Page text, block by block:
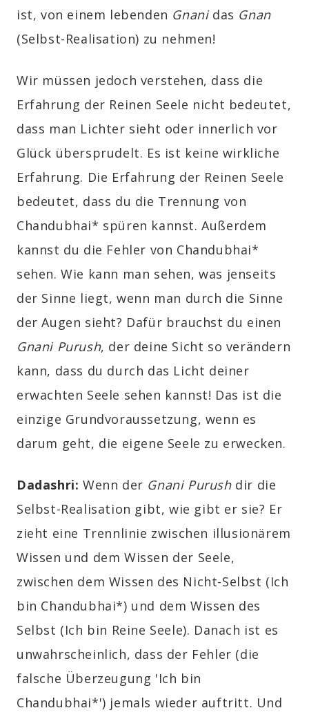
ist, von einem lebenden Gnanidas Gnan
(Selbst-Realisation) zu nehmen!
Wir müssen jedoch verstehen, dass die
Erfahrung der Reinen Seele nicht bedeutet,
dass man Lichter sieht oder innerlich vor
Glück übersprudelt. Es ist keine wirkliche
Erfahrung. Die Erfahrung der Reinen Seele
bedeutet, dass du die Trennung von
Chandubhai* spüren kannst. Außerdem
kannst du die Fehler von Chandubhai*
sehen. Wie kann man sehen, was jenseits
der Sinne liegt, wenn man durch die Sinne
der Augen sieht? Dafür brauchst du einen
Gnani Purush, der deine Sicht so verändern
kann, dass du durch das Licht deiner
erwachten Seele sehen kannst! Das ist die
einzige Grundvoraussetzung, wenn es
darum geht, die eigene Seele zu erwecken.
Dadashri: Wenn der Gnani Purushdir die
Selbst-Realisation gibt, wie gibt er sie? Er
zieht eine Trennlinie zwischen illusionärem
Wissen und dem Wissen der Seele,
zwischen dem Wissen des Nicht-Selbst (Ich
bin Chandubhai*) und dem Wissen des
Selbst (Ich bin Reine Seele). Danach ist es
unwahrscheinlich, dass der Fehler (die
falsche Überzeugung 'Ich bin
Chandubhai*') jemals wieder auftritt. Und